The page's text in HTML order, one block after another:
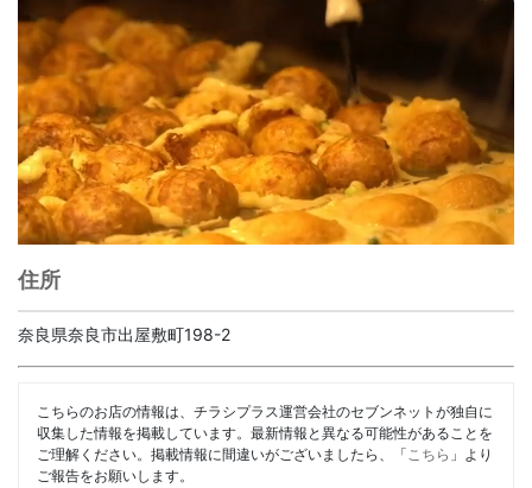
住所
奈良県奈良市出屋敷町198-2
こちらのお店の情報は、チラシプラス運営会社のセブンネットが独自に
収集した情報を掲載しています。最新情報と異なる可能性があることを
ご理解ください。掲載情報に間違いがございましたら、「 こちら 」より
ご報告をお願いします。